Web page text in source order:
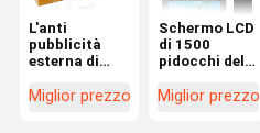
L'anti
pubblicità
esterna di
IP65 Digital
Miglior prezzo
Schermo LCD
di 1500
pidocchi del
fissato al
Miglior prezzo